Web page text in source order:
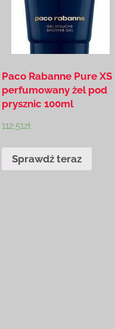
Paco Rabanne Pure XS
perfumowany żel pod
prysznic 100ml
112,51zł
Sprawdź teraz